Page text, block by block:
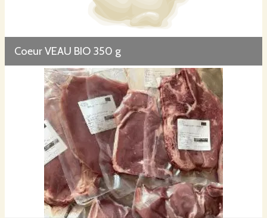
Coeur VEAU BIO 350 g